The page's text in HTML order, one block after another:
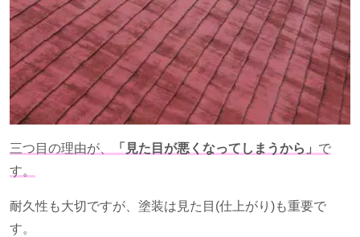
三つ目の理由が、 「見た目が悪くなってしまうから」 で
す。
耐久性も大切ですが、塗装は見た目 (仕上がり )も重要で
す。